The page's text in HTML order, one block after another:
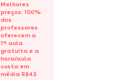
Melhores
preços: 100%
dos
professores
oferecem a
1ª aula
gratuita e a
hora/aula
custa em
média R$42